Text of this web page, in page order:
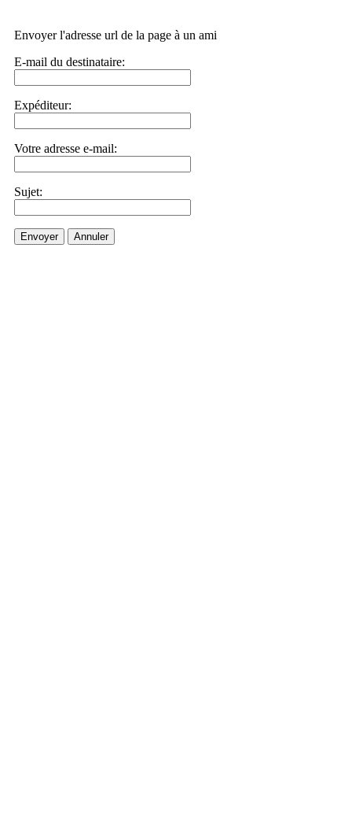
Envoyer l'adresse url de la page à un ami
E-mail du destinataire:
Expéditeur:
Votre adresse e-mail:
Sujet:
Envoyer Annuler